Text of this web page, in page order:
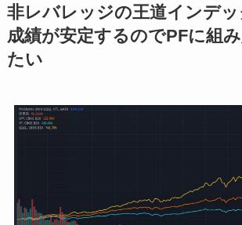
非レバレッジの王道インデッ
成績が安定するのでPFに組
たい